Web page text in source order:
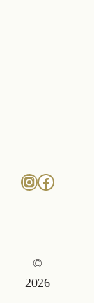
Instagram
Facebook
©
2026